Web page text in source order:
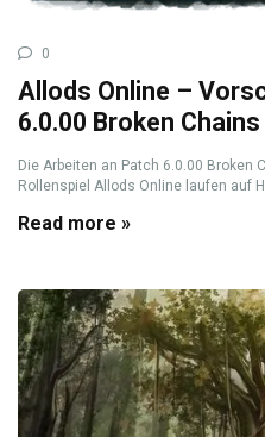
0
Allods Online –
6.0.00 Broken Chains
Die Arbeiten an Patch 6.0.00 Broken
Rollenspiel Allods Online laufen auf
Read more »